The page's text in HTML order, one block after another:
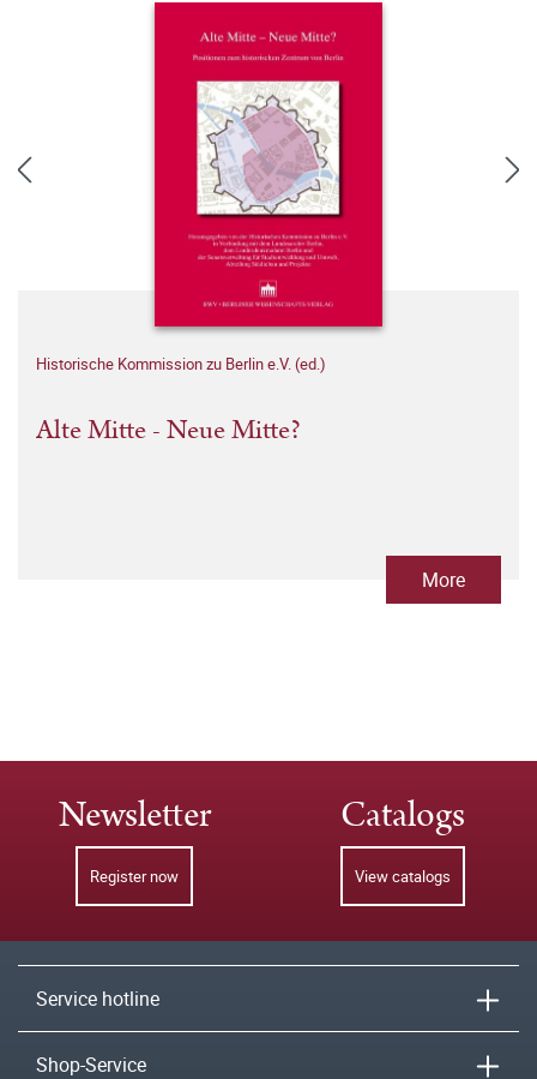
Historische Kommission zu Berlin e.V. (ed.)
Alte Mitte - Neue Mitte?
More
Newsletter
Register now
Catalogs
View catalogs
Service hotline
Shop-Service